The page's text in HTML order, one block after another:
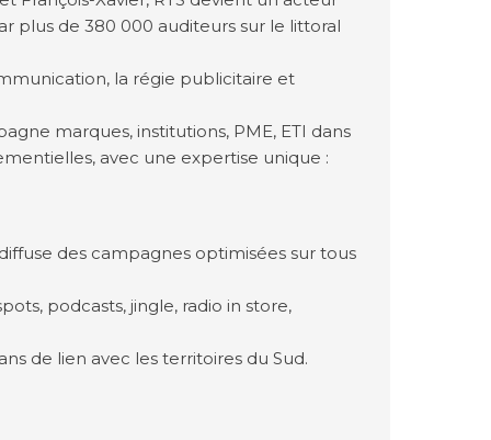
plus de 380 000 auditeurs sur le littoral
la régie publicitaire et
marques, institutions, PME, ETI dans
avec une expertise unique :
des campagnes optimisées sur tous
podcasts, jingle, radio in store,
de lien avec les territoires du Sud.